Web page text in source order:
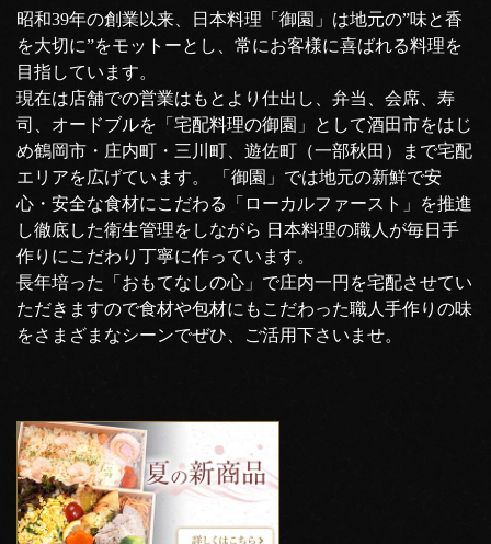
昭和39年の創業以来、日本料理「御園」は地元の”味と香
を大切に”をモットーとし、常にお客様に喜ばれる料理を
目指しています。
現在は店舗での営業はもとより仕出し、弁当、会席、寿
司、オードブルを「宅配料理の御園」として酒田市をはじ
め鶴岡市・庄内町・三川町、遊佐町（一部秋田）まで宅配
エリアを広げています。 「御園」では地元の新鮮で安
心・安全な食材にこだわる「ローカルファースト」を推進
し徹底した衛生管理をしながら 日本料理の職人が毎日手
作りにこだわり丁寧に作っています。
長年培った「おもてなしの心」で庄内一円を宅配させてい
ただきますので食材や包材にもこだわった職人手作りの味
をさまざまなシーンでぜひ、ご活用下さいませ。